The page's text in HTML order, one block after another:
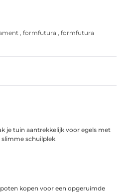
, formfutura , formfutura
je tuin aantrekkelijk voor egels met
slimme schuilplek
kopen voor een opgeruimde